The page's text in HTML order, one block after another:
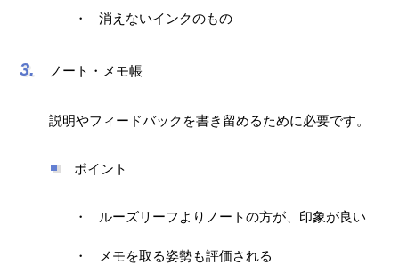
消えないインクのもの
ノート・メモ帳
説明やフィードバックを書き留めるために必要です。
ポイント
ルーズリーフよりノートの方が、印象が良い
メモを取る姿勢も評価される